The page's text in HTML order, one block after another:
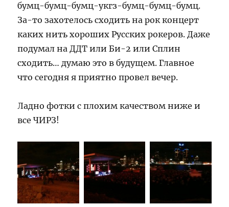
бумц-бумц-бумц-укгз-бумц-бумц-бумц.
За-то захотелось сходить на рок концерт
каких нить хороших Русских рокеров. Даже
подумал на ДДТ или Би-2 или Сплин
сходить… думаю это в будущем. Главное
что сегодня я приятно провел вечер.
Ладно фотки с плохим качеством ниже и
все ЧИРЗ!